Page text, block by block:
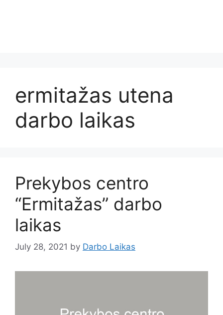
ermitažas utena
darbo laikas
Prekybos centro
“Ermitažas” darbo
laikas
July 28, 2021 by Darbo Laikas